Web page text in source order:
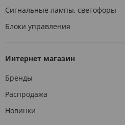
Сигнальные лампы, светофоры
Блоки управления
Интернет магазин
Бренды
Распродажа
Новинки